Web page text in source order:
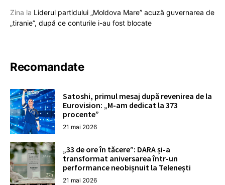
Zina la Liderul partidului „Moldova Mare” acuză guvernarea de
„tiranie”, după ce conturile i-au fost blocate
Recomandate
Satoshi, primul mesaj după revenirea de la
Eurovision: „M-am dedicat la 373
procente”
21 mai 2026
„33 de ore în tăcere”: DARA și-a
transformat aniversarea într-un
performance neobișnuit la Telenești
21 mai 2026